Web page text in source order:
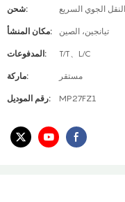
شحن: الجوي السريع
مكان المنشأ: تيانجين، الصين
المدفوعات: T/T、L/C
ماركة: مستقر
رقم الموديل: MP27FZ1